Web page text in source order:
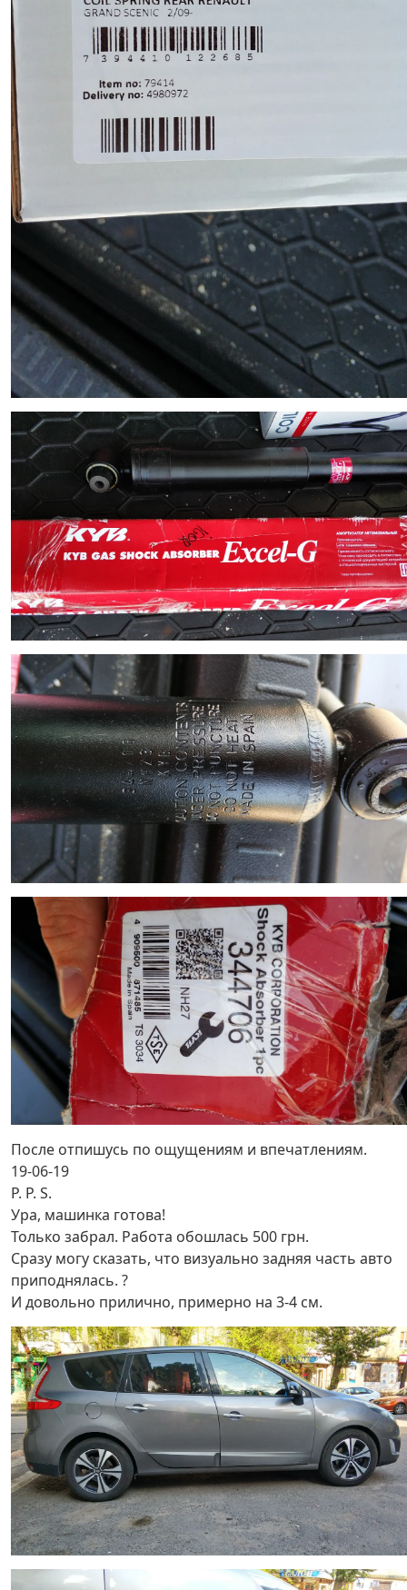
После отпишусь по ощущениям и впечатлениям.
19-06-19
P. P. S.
Ура, машинка готова!
Только забрал. Работа обошлась 500 грн.
Сразу могу сказать, что визуально задняя часть авто
приподнялась. ?
И довольно прилично, примерно на 3-4 см.